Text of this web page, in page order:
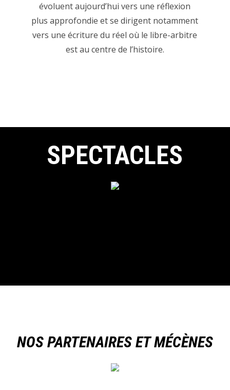
évoluent aujourd’hui vers une réflexion
plus approfondie et se dirigent notamment
vers une écriture du réel où le libre-arbitre
est au centre de l’histoire.
SPECTACLES
NOS PARTENAIRES ET MÉCÈNES